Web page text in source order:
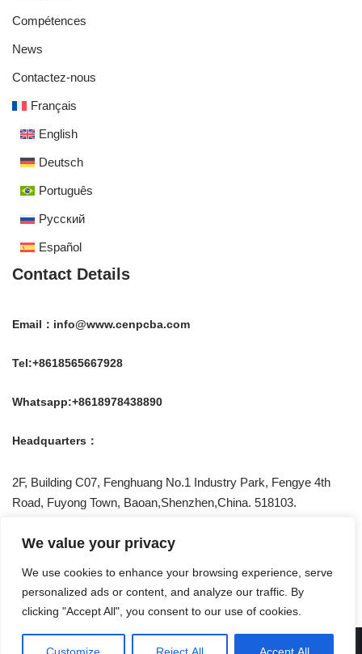
We value your privacy
We use cookies to enhance your browsing experience, serve
personalized ads or content, and analyze our traffic. By
clicking "Accept All", you consent to our use of cookies.
Compétences
News
Contactez-nous
Français
English
Deutsch
Português
Русский
Español
Contact Details
Email：info@www.cenpcba.com
Tel:+8618565667928
Whatsapp:+8618978438890
Headquarters：
2F, Building C07, Fenghuang No.1 Industry Park, Fengye 4th
Road, Fuyong Town, Baoan,Shenzhen,China. 518103.